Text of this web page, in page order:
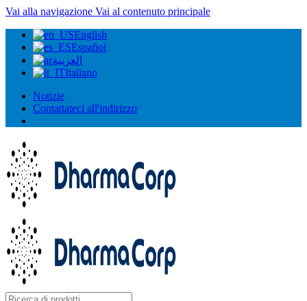
Vai alla navigazione Vai al contenuto principale
English
Español
العربية
Italiano
Notizie
Contattateci all'indirizzo